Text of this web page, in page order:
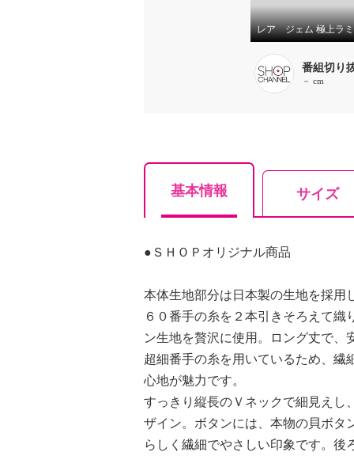
番組切り
－ cm
基本情報 サイズ
●ＳＨＯＰオリジナル商品
本体生地部分は日本製の生地を採用
６０番手の糸を２本引きそろえて織
ン生地を贅沢に使用。ロング丈で、
超細番手の糸を用いているため、繊
心地が魅力です。
すっきり縦長のＶネックで細見えし
ザイン。ボタンには、本物の貝ボタ
らしく繊細でやさしい印象です。後